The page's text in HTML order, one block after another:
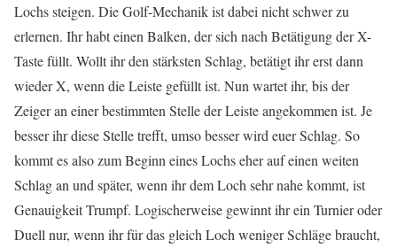
Lochs steigen. Die Golf-Mechanik ist dabei nicht schwer zu
erlernen. Ihr habt einen Balken, der sich nach Betätigung der X-
Taste füllt. Wollt ihr den stärksten Schlag, betätigt ihr erst dann
wieder X, wenn die Leiste gefüllt ist. Nun wartet ihr, bis der
Zeiger an einer bestimmten Stelle der Leiste angekommen ist. Je
besser ihr diese Stelle trefft, umso besser wird euer Schlag. So
kommt es also zum Beginn eines Lochs eher auf einen weiten
Schlag an und später, wenn ihr dem Loch sehr nahe kommt, ist
Genauigkeit Trumpf. Logischerweise gewinnt ihr ein Turnier oder
Duell nur, wenn ihr für das gleich Loch weniger Schläge braucht,